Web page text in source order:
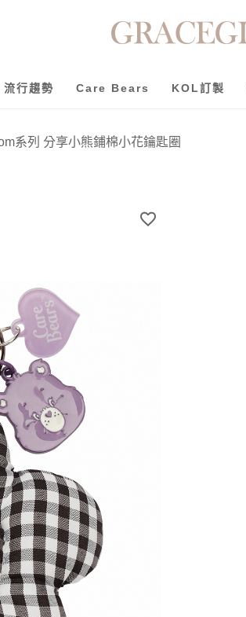
流行趨勢 Care Bears KOL訂製
系列 分享小熊鋪棉小花鑰匙圈